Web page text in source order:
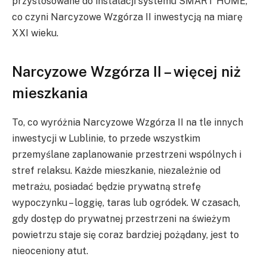
co czyni Narcyzowe Wzgórza II inwestycją na miarę
XXI wieku.
Narcyzowe Wzgórza II – więcej niż
mieszkania
To, co wyróżnia Narcyzowe Wzgórza II na tle innych
inwestycji w Lublinie, to przede wszystkim
przemyślane zaplanowanie przestrzeni wspólnych i
stref relaksu. Każde mieszkanie, niezależnie od
metrażu, posiadać będzie prywatną strefę
wypoczynku – loggię, taras lub ogródek. W czasach,
gdy dostęp do prywatnej przestrzeni na świeżym
powietrzu staje się coraz bardziej pożądany, jest to
nieoceniony atut.